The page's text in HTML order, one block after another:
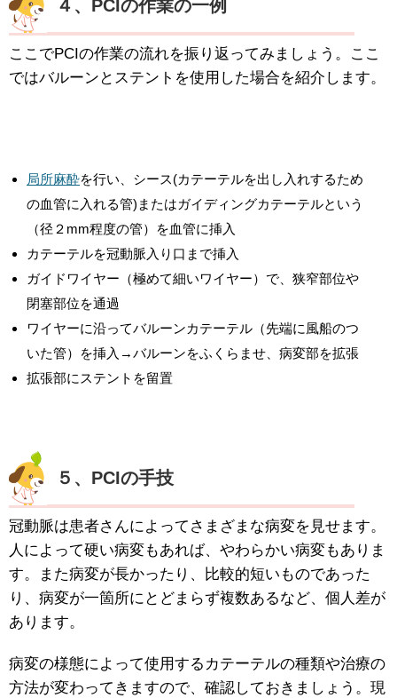
４、PCIの作業の一例
ここでPCIの作業の流れを振り返ってみましょう。ここ
ではバルーンとステントを使用した場合を紹介します。
局所麻酔を行い、シース(カテーテルを出し入れするため
の血管に入れる管)またはガイディングカテーテルという
（径２mm程度の管）を血管に挿入
カテーテルを冠動脈入り口まで挿入
ガイドワイヤー（極めて細いワイヤー）で、狭窄部位や
閉塞部位を通過
ワイヤーに沿ってバルーンカテーテル（先端に風船のつ
いた管）を挿入→バルーンをふくらませ、病変部を拡張
拡張部にステントを留置
５、PCIの手技
冠動脈は患者さんによってさまざまな病変を見せます。
人によって硬い病変もあれば、やわらかい病変もありま
す。また病変が長かったり、比較的短いものであった
り、病変が一箇所にとどまらず複数あるなど、個人差が
あります。
病変の様態によって使用するカテーテルの種類や治療の
方法が変わってきますので、確認しておきましょう。現